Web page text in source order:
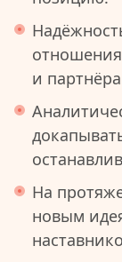
и
На
новым